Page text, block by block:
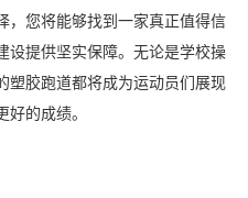
，您将能够找到一家真正值得信
设提供坚实保障。无论是学校操
塑胶跑道都将成为运动员们展现
的成绩。